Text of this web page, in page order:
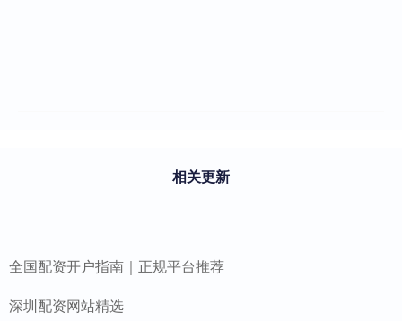
相关更新
全国配资开户指南｜正规平台推荐
深圳配资网站精选